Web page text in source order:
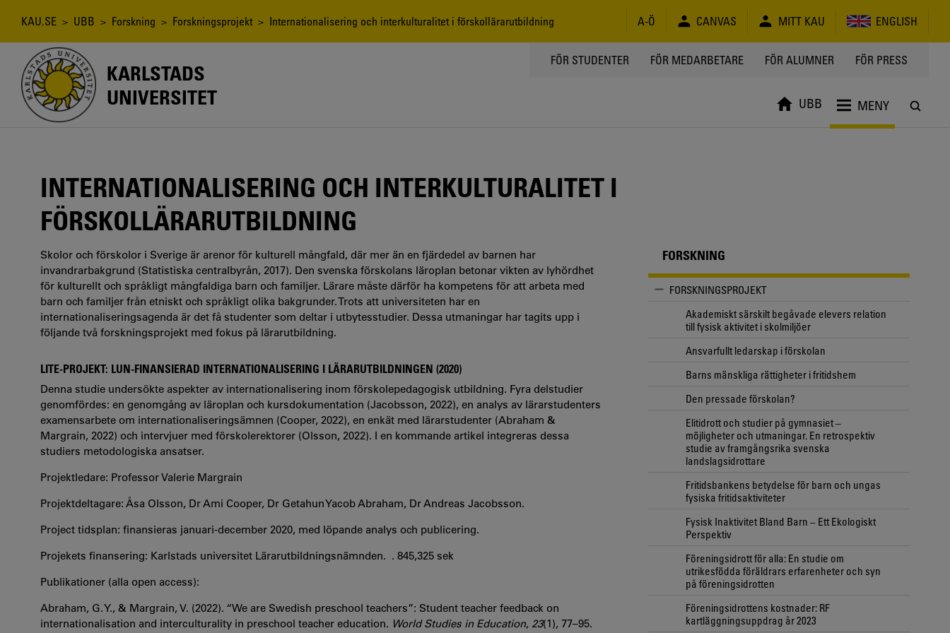
Länkstig
KAU.SE > UBB > Forskning > Forskningsprojekt > Internationalisering och interkulturalitet i förskollärarutbildning A-Ö CANVAS MITT KAU ENGLISH
KARLSTADS
UNIVERSITET
TOPPMENY
FÖR STUDENTER FÖR MEDARBETARE FÖR ALUMNER FÖR PRESS
UBB MENY
INTERNATIONALISERING OCH INTERKULTURALITET I
FÖRSKOLLÄRARUTBILDNING
Skolor och förskolor i Sverige är arenor för kulturell mångfald, där mer än en fjärdedel av barnen har
invandrarbakgrund (Statistiska centralbyrån, 2017). Den svenska förskolans läroplan betonar vikten av lyhördhet
för kulturellt och språkligt mångfaldiga barn och familjer. Lärare måste därför ha kompetens för att arbeta med
barn och familjer från etniskt och språkligt olika bakgrunder. Trots att universiteten har en
internationaliseringsagenda är det få studenter som deltar i utbytesstudier. Dessa utmaningar har tagits upp i
följande två forskningsprojekt med fokus på lärarutbildning.
LITE-PROJEKT: LUN-FINANSIERAD INTERNATIONALISERING I LÄRARUTBILDNINGEN (2020)
Denna studie undersökte aspekter av internationalisering inom förskolepedagogisk utbildning. Fyra delstudier
genomfördes: en genomgång av läroplan och kursdokumentation (Jacobsson, 2022), en analys av lärarstudenters
examensarbete om internationaliseringsämnen (Cooper, 2022), en enkät med lärarstudenter (Abraham &
Margrain, 2022) och intervjuer med förskolerektorer (Olsson, 2022). I en kommande artikel integreras dessa
studiers metodologiska ansatser.
Projektledare: Professor Valerie Margrain
Projektdeltagare: Åsa Olsson, Dr Ami Cooper, Dr Getahun Yacob Abraham, Dr Andreas Jacobsson.
Project tidsplan: finansieras januari-december 2020, med löpande analys och publicering.
Projekets finansering: Karlstads universitet Lärarutbildningsnämnden. . 845,325 sek
Publikationer (alla open access):
Abraham, G. Y., & Margrain, V. (2022). “We are Swedish preschool teachers”: Student teacher feedback on
internationalisation and interculturality in preschool teacher education. World Studies in Education, 23(1), 77–95.
FORSKNING
FORSKNINGSPROJEKT
Akademiskt särskilt begåvade elevers relation
till fysisk aktivitet i skolmiljöer
Ansvarfullt ledarskap i förskolan
Barns mänskliga rättigheter i fritidshem
Den pressade förskolan?
Elitidrott och studier på gymnasiet –
möjligheter och utmaningar. En retrospektiv
studie av framgångsrika svenska
landslagsidrottare
Fritidsbankens betydelse för barn och ungas
fysiska fritidsaktiviteter
Fysisk Inaktivitet Bland Barn – Ett Ekologiskt
Perspektiv
Föreningsidrott för alla: En studie om
utrikesfödda föräldrars erfarenheter och syn
på föreningsidrotten
Föreningsidrottens kostnader: RF
kartläggningsuppdrag år 2023